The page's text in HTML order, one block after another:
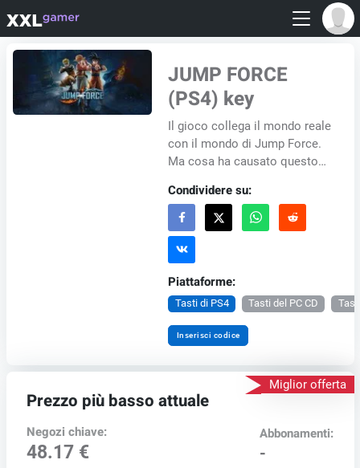
JUMP FORCE
(PS4) key
Il gioco collega il mondo reale
con il mondo di Jump Force.
Ma cosa ha causato questo
cubetti che galleggiano nel
cielo?...
Condividere su:
Piattaforme:
Tasti di PS4 Tasti del PC CD
Inserisci codice
Miglior offerta
Prezzo più basso attuale
Negozi chiave:
48.17 €
Abbonamenti:
-